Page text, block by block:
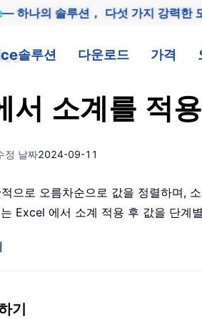
— 하나의 솔루션， 다섯 가지 강력한
솔루션 다운로드 가격
서 소계를 적
정 날짜2024-09-11
으로 오름차순으로 값을 정렬하며,
Excel 에서 소계 적용 후 값을 단계
기